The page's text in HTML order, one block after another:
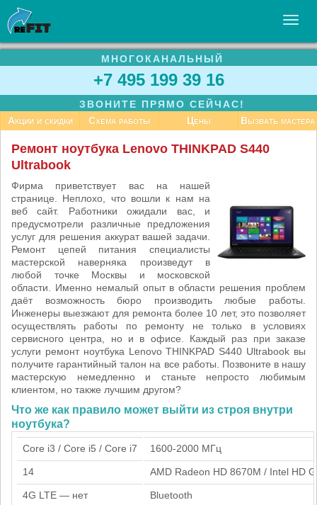
УСЛУГИ
БИЗНЕСУ
СТАТЬИ
МНОГОКАНАЛЬНЫЙ
+7 495 199 39 16
ЗВОНИТЕ ПРЯМО СЕЙЧАС!
Акции и скидки
Схема работы Цены Вызвать мастера
Ремонт ноутбука Lenovo THINKPAD S440
Ultrabook
Фирма приветствует вас на нашей
странице. Неплохо, что вошли к нам на
веб сайт. Работники ожидали вас, и
предусмотрели различные предложения
услуг для решения аккурат вашей задачи.
Ремонт цепей питания специалисты
мастерской наверняка произведут в
любой точке Москвы и московской
области. Именно немалый опыт в области решения проблем
даёт возможность бюро производить любые работы.
Инженеры выезжают для ремонта более 10 лет, это позволяет
осуществлять работы по ремонту не только в условиях
сервисного центра, но и в офисе. Каждый раз при заказе
услуги ремонт ноутбука Lenovo THINKPAD S440 Ultrabook вы
получите гарантийный талон на все работы. Позвоните в нашу
мастерскую немедленно и станьте непросто любимым
клиентом, но также лучшим другом?
Что же как правило может выйти из строя внутри
ноутбука?
Core i3 / Core i5 / Core i7 1600-2000 МГц
14 AMD Radeon HD 8670M / Intel HD
4G LTE — нет Bluetooth